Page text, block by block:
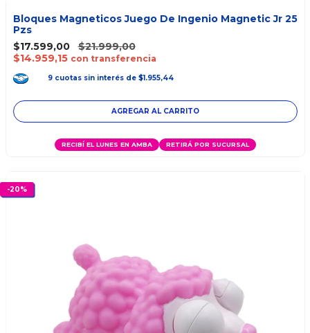
Bloques Magneticos Juego De Ingenio Magnetic Jr 25
Pzs
$17.599,00
$21.999,00
$14.959,15 con transferencia
9 cuotas sin interés de $1.955,44
RECIBÍ EL LUNES EN AMBA RETIRÁ POR SUCURSAL
-20%